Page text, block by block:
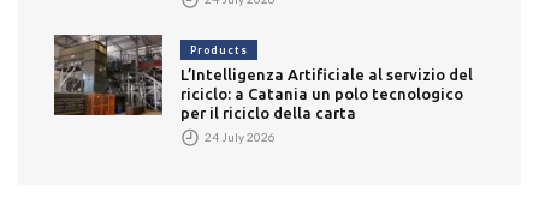
Products
L’Intelligenza Artificiale al servizio del
riciclo: a Catania un polo tecnologico
per il riciclo della carta
24 July 2026